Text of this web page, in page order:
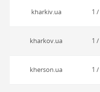
kharkiv.ua 1 /
kharkov.ua 1 /
kherson.ua 1 /